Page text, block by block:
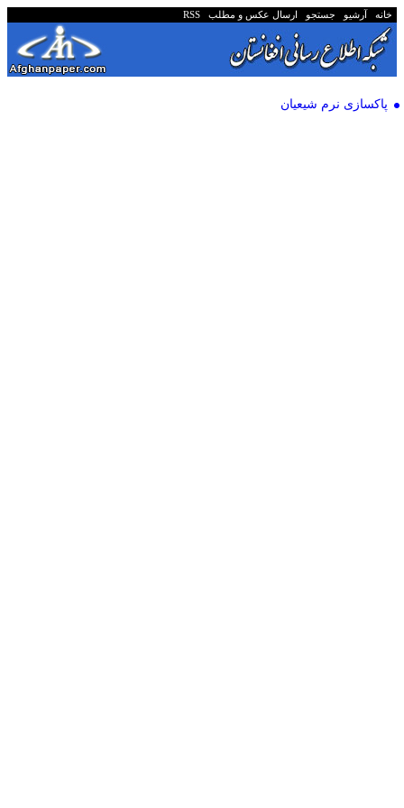
خانه آرشیو جستجو ارسال عکس و مطلب RSS
پاکسازی نرم شیعیان